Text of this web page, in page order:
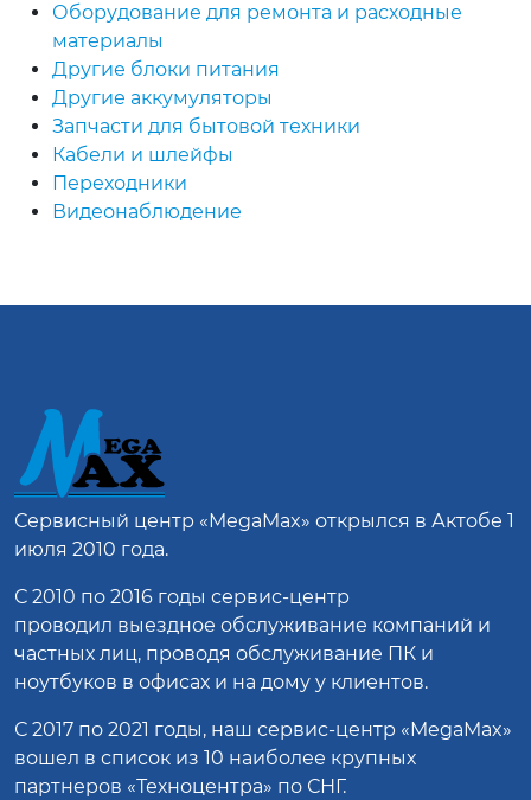
Оборудование для ремонта и расходные
материалы
Другие блоки питания
Другие аккумуляторы
Запчасти для бытовой техники
Кабели и шлейфы
Переходники
Видеонаблюдение
Сервисный центр «MegaMax» открылся в Актобе 1
июля 2010 года.
С 2010 по 2016 годы сервис-центр
проводил выездное обслуживание компаний и
частных лиц, проводя обслуживание ПК и
ноутбуков в офисах и на дому у клиентов.
С 2017 по 2021 годы, наш сервис-центр «MegaMax»
вошел в список из 10 наиболее крупных
партнеров «Техноцентра» по СНГ.